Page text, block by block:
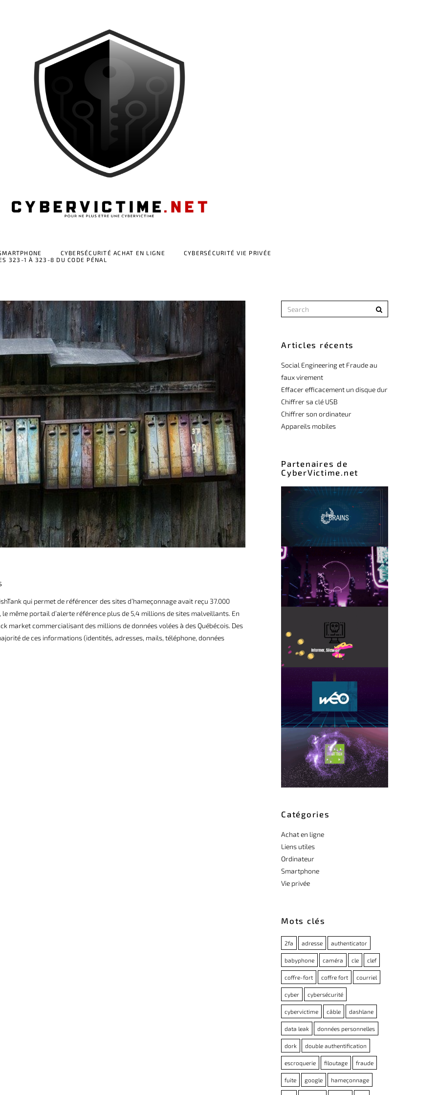
CYBERSÉCURITÉ ACHAT EN LIGNE
CYBERSÉCURITÉ VIE PRIVÉE
323-1 À 323-8 DU CODE PÉNAL
qui permet de référencer des sites d’hameçonnage avait reçu 37.000
même portail d’alerte référence plus de 5,4 millions de sites malveillants. En
market commercialisant des millions de données volées à des Québécois. Des
de ces informations (identités, adresses, mails, téléphone, données
Articles récents
Social Engineering et Fraude au
faux virement
Effacer efficacement un disque dur
Chiffrer sa clé USB
Chiffrer son ordinateur
Appareils mobiles
Partenaires de
CyberVictime.net
Catégories
Achat en ligne
Liens utiles
Ordinateur
Smartphone
Vie privée
Mots clés
2fa adresse authenticator
babyphone caméra cle clef
coffre-fort coffre fort courriel
cyber cybersécurité
cybervictime câble dashlane
data leak données personnelles
dork double authentification
escroquerie filoutage fraude
fuite google hameçonnage